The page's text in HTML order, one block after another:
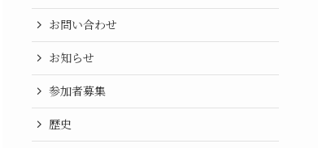
お問い合わせ
お知らせ
参加者募集
歴史